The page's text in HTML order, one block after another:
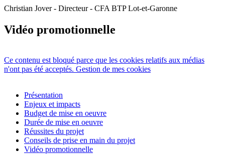
Christian Jover - Directeur - CFA BTP Lot-et-Garonne
Vidéo promotionnelle
Ce contenu est bloqué parce que les cookies relatifs aux médias
n'ont pas été acceptés. Gestion de mes cookies
Présentation
Enjeux et impacts
Budget de mise en oeuvre
Durée de mise en oeuvre
Réussites du projet
Conseils de prise en main du projet
Vidéo promotionnelle